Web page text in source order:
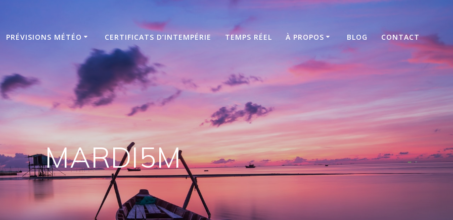
PRÉVISIONS MÉTÉO CERTIFICATS D’INTEMPÉRIE TEMPS RÉEL À PROPOS BLOG CONTACT
MARDI5M